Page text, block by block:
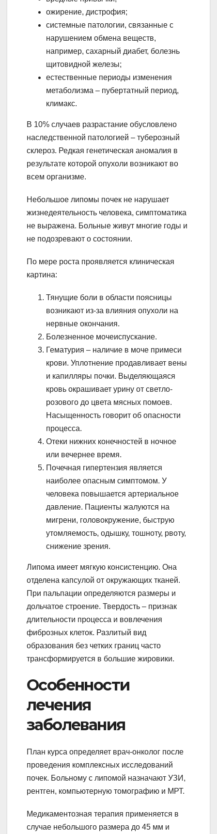
ожирение, дистрофия;
системные патологии, связанные с
нарушением обмена веществ,
например, сахарный диабет, болезнь
щитовидной железы;
естественные периоды изменения
метаболизма – пубертатный период,
климакс.
В 10% случаев разрастание обусловлено
наследственной патологией – туберозный
склероз. Редкая генетическая аномалия в
результате которой опухоли возникают во
всем организме.
Небольшое липомы почек не нарушает
жизнедеятельность человека, симптоматика
не выражена. Больные живут многие годы и
не подозревают о состоянии.
По мере роста проявляется клиническая
картина:
Тянущие боли в области поясницы
возникают из-за влияния опухоли на
нервные окончания.
Болезненное мочеиспускание.
Гематурия – наличие в моче примеси
крови. Уплотнение продавливает вены
и капилляры почки. Выделяющаяся
кровь окрашивает урину от светло-
розового до цвета мясных помоев.
Насыщенность говорит об опасности
процесса.
Отеки нижних конечностей в ночное
или вечернее время.
Почечная гипертензия является
наиболее опасным симптомом. У
человека повышается артериальное
давление. Пациенты жалуются на
мигрени, головокружение, быструю
утомляемость, одышку, тошноту, рвоту,
снижение зрения.
Липома имеет мягкую консистенцию. Она
отделена капсулой от окружающих тканей.
При пальпации определяются размеры и
дольчатое строение. Твердость – признак
длительности процесса и вовлечения
фиброзных клеток. Разлитый вид
образования без четких границ часто
трансформируется в большие жировики.
Особенности
лечения
заболевания
План курса определяет врач-онколог после
проведения комплексных исследований
почек. Больному с липомой назначают УЗИ,
рентген, компьютерную томографию и МРТ.
Медикаментозная терапия применяется в
случае небольшого размера до 45 мм и